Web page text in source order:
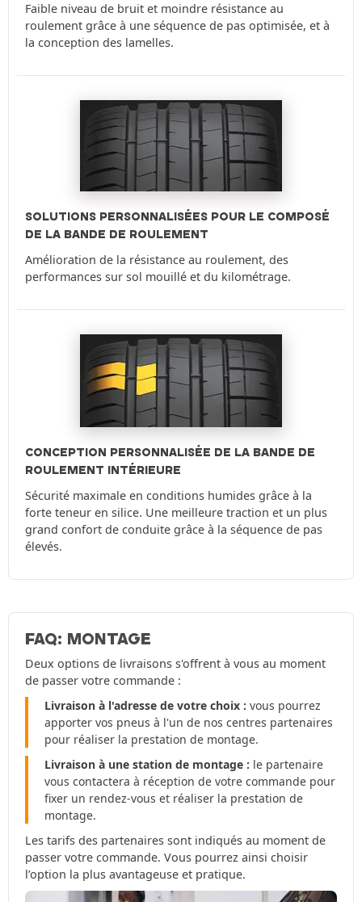
Faible niveau de bruit et moindre résistance au
roulement grâce à une séquence de pas optimisée, et à
la conception des lamelles.
SOLUTIONS PERSONNALISÉES POUR LE COMPOSÉ
DE LA BANDE DE ROULEMENT
Amélioration de la résistance au roulement, des
performances sur sol mouillé et du kilométrage.
CONCEPTION PERSONNALISÉE DE LA BANDE DE
ROULEMENT INTÉRIEURE
Sécurité maximale en conditions humides grâce à la
forte teneur en silice. Une meilleure traction et un plus
grand confort de conduite grâce à la séquence de pas
élevés.
FAQ: MONTAGE
Deux options de livraisons s'offrent à vous au moment
de passer votre commande :
Livraison à l'adresse de votre choix : vous pourrez
apporter vos pneus à l'un de nos centres partenaires
pour réaliser la prestation de montage.
Livraison à une station de montage : le partenaire
vous contactera à réception de votre commande pour
fixer un rendez-vous et réaliser la prestation de
montage.
Les tarifs des partenaires sont indiqués au moment de
passer votre commande. Vous pourrez ainsi choisir
l’option la plus avantageuse et pratique.